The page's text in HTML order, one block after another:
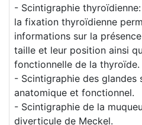
- Scintigraphie
la fixation thyroïdienne
informations sur la
taille et leur position ainsi
fonctionnelle de la thyroïde.
- Scintigraphie des glandes
anatomique et fonctionnel.
- Scintigraphie de la
diverticule de Meckel.